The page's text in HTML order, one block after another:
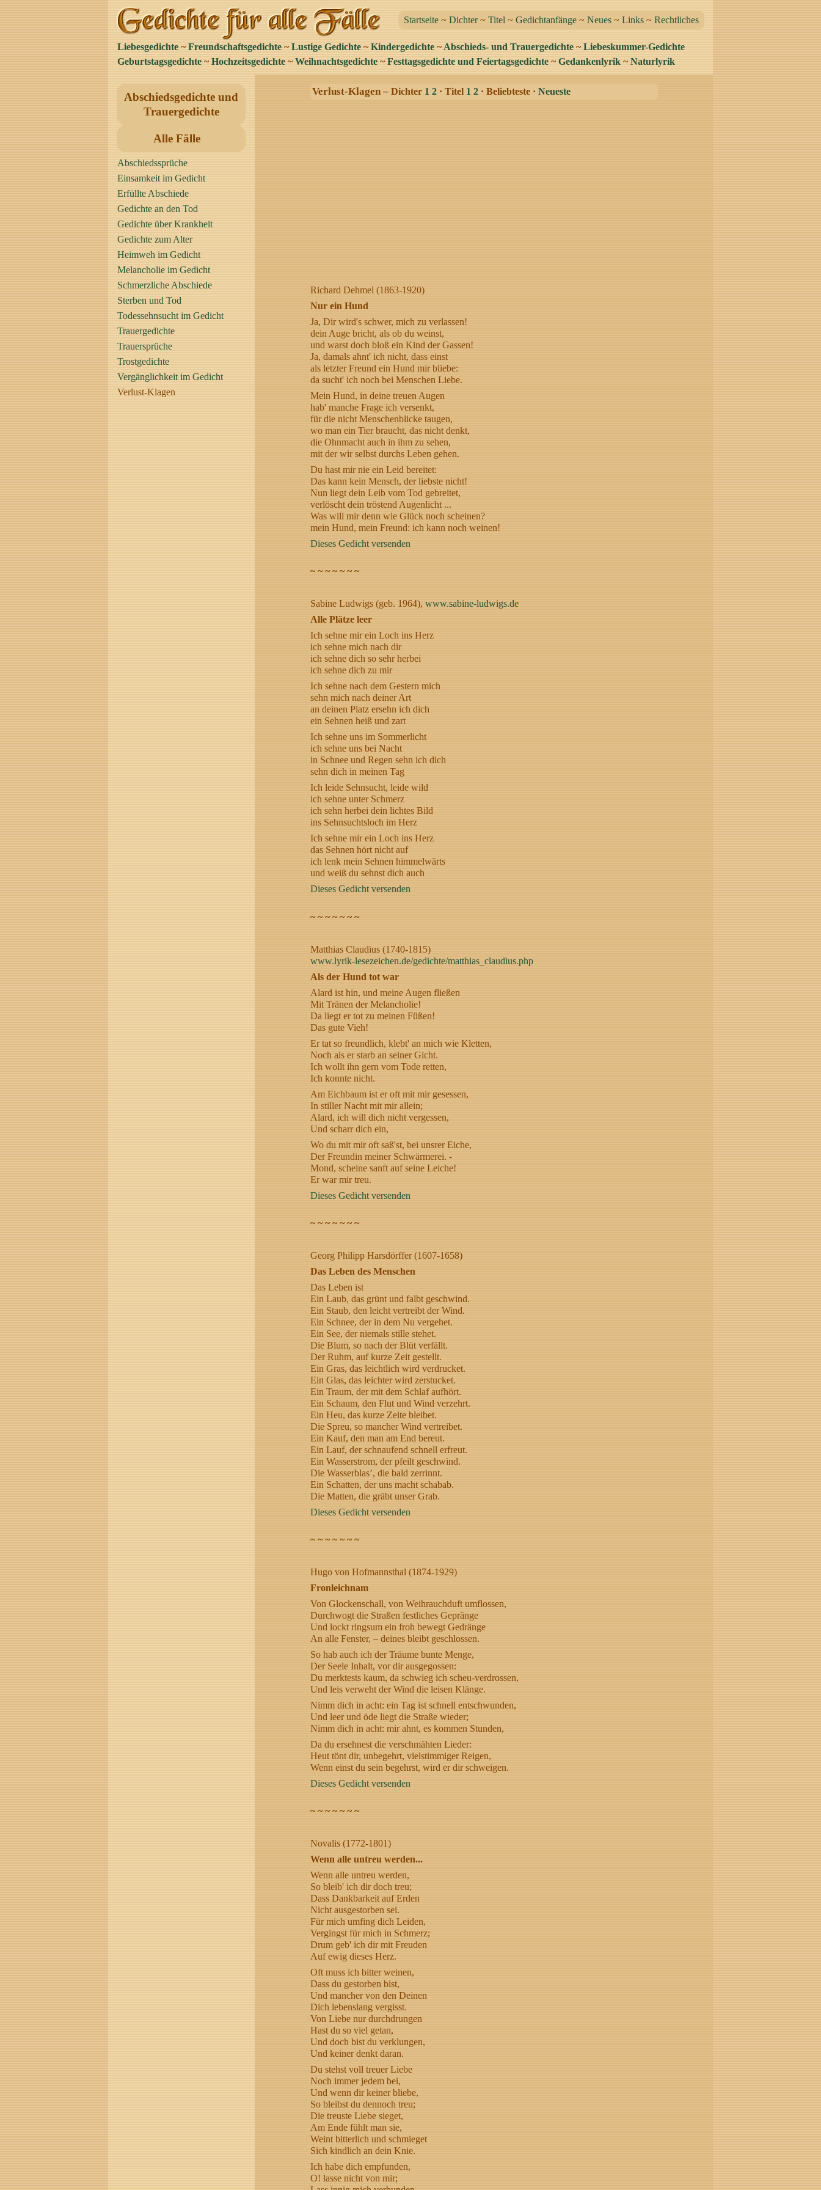
Startseite ~ Dichter~ Titel ~ Gedichtanfänge ~ Neues ~ Links ~ Rechtliches
Liebesgedichte ~ Freundschaftsgedichte ~ Lustige Gedichte ~ Kindergedichte ~ Abschieds- und Trauergedichte ~ Liebeskummer-Gedichte
Geburtstagsgedichte ~ Hochzeitsgedichte ~ Weihnachtsgedichte ~ Festtagsgedichte und Feiertagsgedichte ~ Gedankenlyrik ~ Naturlyrik
Verlust-Klagen – Dichter 1 2 · Titel 1 2 · Beliebteste · Neueste
Richard Dehmel (1863-1920)
Nur ein Hund
Ja, Dir wird's schwer, mich zu verlassen!
dein Auge bricht, als ob du weinst,
und warst doch bloß ein Kind der Gassen!
Ja, damals ahnt' ich nicht, dass einst
als letzter Freund ein Hund mir bliebe:
da sucht' ich noch bei Menschen Liebe.
Mein Hund, in deine treuen Augen
hab' manche Frage ich versenkt,
für die nicht Menschenblicke taugen,
wo man ein Tier braucht, das nicht denkt,
die Ohnmacht auch in ihm zu sehen,
mit der wir selbst durchs Leben gehen.
Du hast mir nie ein Leid bereitet:
Das kann kein Mensch, der liebste nicht!
Nun liegt dein Leib vom Tod gebreitet,
verlöscht dein tröstend Augenlicht ...
Was will mir denn wie Glück noch scheinen?
mein Hund, mein Freund: ich kann noch weinen!
Dieses Gedicht versenden
~ ~ ~ ~ ~ ~ ~
Sabine Ludwigs (geb. 1964), www.sabine-ludwigs.de
Alle Plätze leer
Ich sehne mir ein Loch ins Herz
ich sehne mich nach dir
ich sehne dich so sehr herbei
ich sehne dich zu mir
Ich sehne nach dem Gestern mich
sehn mich nach deiner Art
an deinen Platz ersehn ich dich
ein Sehnen heiß und zart
Ich sehne uns im Sommerlicht
ich sehne uns bei Nacht
in Schnee und Regen sehn ich dich
sehn dich in meinen Tag
Ich leide Sehnsucht, leide wild
ich sehne unter Schmerz
ich sehn herbei dein lichtes Bild
ins Sehnsuchtsloch im Herz
Ich sehne mir ein Loch ins Herz
das Sehnen hört nicht auf
ich lenk mein Sehnen himmelwärts
und weiß du sehnst dich auch
Dieses Gedicht versenden
~ ~ ~ ~ ~ ~ ~
Matthias Claudius (1740-1815)
www.lyrik-lesezeichen.de/gedichte/matthias_claudius.php
Als der Hund tot war
Alard ist hin, und meine Augen fließen
Mit Tränen der Melancholie!
Da liegt er tot zu meinen Füßen!
Das gute Vieh!
Er tat so freundlich, klebt' an mich wie Kletten,
Noch als er starb an seiner Gicht.
Ich wollt ihn gern vom Tode retten,
Ich konnte nicht.
Am Eichbaum ist er oft mit mir gesessen,
In stiller Nacht mit mir allein;
Alard, ich will dich nicht vergessen,
Und scharr dich ein,
Wo du mit mir oft saß'st, bei unsrer Eiche,
Der Freundin meiner Schwärmerei. -
Mond, scheine sanft auf seine Leiche!
Er war mir treu.
Dieses Gedicht versenden
~ ~ ~ ~ ~ ~ ~
Georg Philipp Harsdörffer (1607-1658)
Das Leben des Menschen
Das Leben ist
Ein Laub, das grünt und falbt geschwind.
Ein Staub, den leicht vertreibt der Wind.
Ein Schnee, der in dem Nu vergehet.
Ein See, der niemals stille stehet.
Die Blum, so nach der Blüt verfällt.
Der Ruhm, auf kurze Zeit gestellt.
Ein Gras, das leichtlich wird verdrucket.
Ein Glas, das leichter wird zerstucket.
Ein Traum, der mit dem Schlaf aufhört.
Ein Schaum, den Flut und Wind verzehrt.
Ein Heu, das kurze Zeite bleibet.
Die Spreu, so mancher Wind vertreibet.
Ein Kauf, den man am End bereut.
Ein Lauf, der schnaufend schnell erfreut.
Ein Wasserstrom, der pfeilt geschwind.
Die Wasserblas’, die bald zerrinnt.
Ein Schatten, der uns macht schabab.
Die Matten, die gräbt unser Grab.
Dieses Gedicht versenden
~ ~ ~ ~ ~ ~ ~
Hugo von Hofmannsthal (1874-1929)
Fronleichnam
Von Glockenschall, von Weihrauchduft umflossen,
Durchwogt die Straßen festliches Gepränge
Und lockt ringsum ein froh bewegt Gedränge
An alle Fenster, – deines bleibt geschlossen.
So hab auch ich der Träume bunte Menge,
Der Seele Inhalt, vor dir ausgegossen:
Du merktests kaum, da schwieg ich scheu-verdrossen,
Und leis verweht der Wind die leisen Klänge.
Nimm dich in acht: ein Tag ist schnell entschwunden,
Und leer und öde liegt die Straße wieder;
Nimm dich in acht: mir ahnt, es kommen Stunden,
Da du ersehnest die verschmähten Lieder:
Heut tönt dir, unbegehrt, vielstimmiger Reigen,
Wenn einst du sein begehrst, wird er dir schweigen.
Dieses Gedicht versenden
~ ~ ~ ~ ~ ~ ~
Novalis (1772-1801)
Wenn alle untreu werden...
Wenn alle untreu werden,
So bleib' ich dir doch treu;
Dass Dankbarkeit auf Erden
Nicht ausgestorben sei.
Für mich umfing dich Leiden,
Vergingst für mich in Schmerz;
Drum geb' ich dir mit Freuden
Auf ewig dieses Herz.
Oft muss ich bitter weinen,
Dass du gestorben bist,
Und mancher von den Deinen
Dich lebenslang vergisst.
Von Liebe nur durchdrungen
Hast du so viel getan,
Und doch bist du verklungen,
Und keiner denkt daran.
Du stehst voll treuer Liebe
Noch immer jedem bei,
Und wenn dir keiner bliebe,
So bleibst du dennoch treu;
Die treuste Liebe sieget,
Am Ende fühlt man sie,
Weint bitterlich und schmieget
Sich kindlich an dein Knie.
Ich habe dich empfunden,
O! lasse nicht von mir;
Abschiedsgedichte und
Trauergedichte
Alle Fälle
Abschiedssprüche
Einsamkeit im Gedicht
Erfüllte Abschiede
Gedichte an den Tod
Gedichte über Krankheit
Gedichte zum Alter
Heimweh im Gedicht
Melancholie im Gedicht
Schmerzliche Abschiede
Sterben und Tod
Todessehnsucht im Gedicht
Trauergedichte
Trauersprüche
Trostgedichte
Vergänglichkeit im Gedicht
Verlust-Klagen